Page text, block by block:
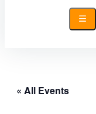
« All Events